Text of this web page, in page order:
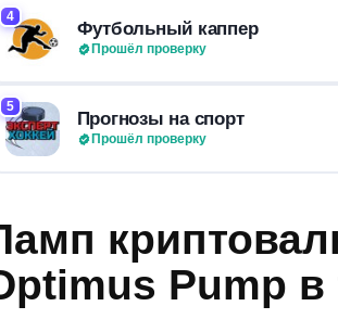
4
Футбольный каппер
Прошёл проверку
5
Прогнозы на спорт
Прошёл проверку
Pump в